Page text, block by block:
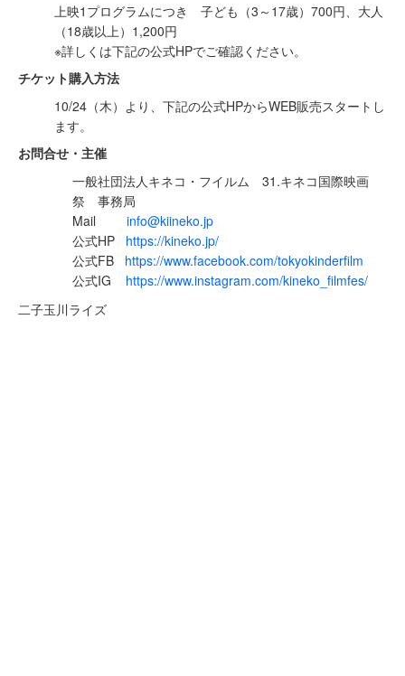
上映1プログラムにつき 子ども（3～17歳）700円、大人
（18歳以上）1,200円
※詳しくは下記の公式HPでご確認ください。
チケット購入方法
10/24（木）より、下記の公式HPからWEB販売スタートし
ます。
お問合せ・主催
一般社団法人キネコ・フイルム 31.キネコ国際映画
祭 事務局
Mail info@kiineko.jp
公式HP https://kineko.jp/
公式FB https://www.facebook.com/tokyokinderfilm
公式IG https://www.instagram.com/kineko_filmfes/
二子玉川ライズ